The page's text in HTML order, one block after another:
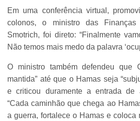
Em uma conferência virtual,
colonos, o ministro das Finanças
Smotrich, foi direto: “Finalmente
Não temos mais medo da palavra
O ministro também defendeu que
mantida” até que o Hamas seja
e criticou duramente a entrada de
“Cada caminhão que chega ao
a guerra, fortalece o Hamas e coloca